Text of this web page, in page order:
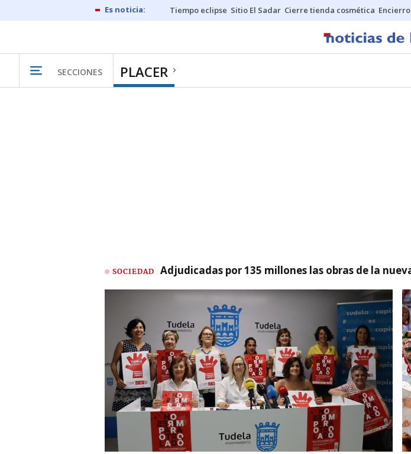
Tiempo eclipse Sitio El Sadar Cierre tienda cosmética
SECCIONES PLACER
SOCIEDAD Adjudicadas por 135 millones las obras de la